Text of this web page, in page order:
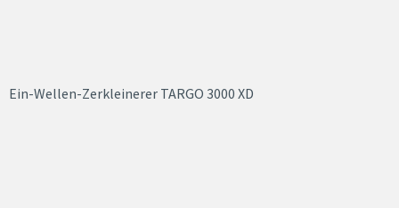
Ein-Wellen-Zerkleinerer TARGO 3000 XD